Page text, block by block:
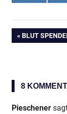
VORHERIGER
BLUT
8
Pieschener